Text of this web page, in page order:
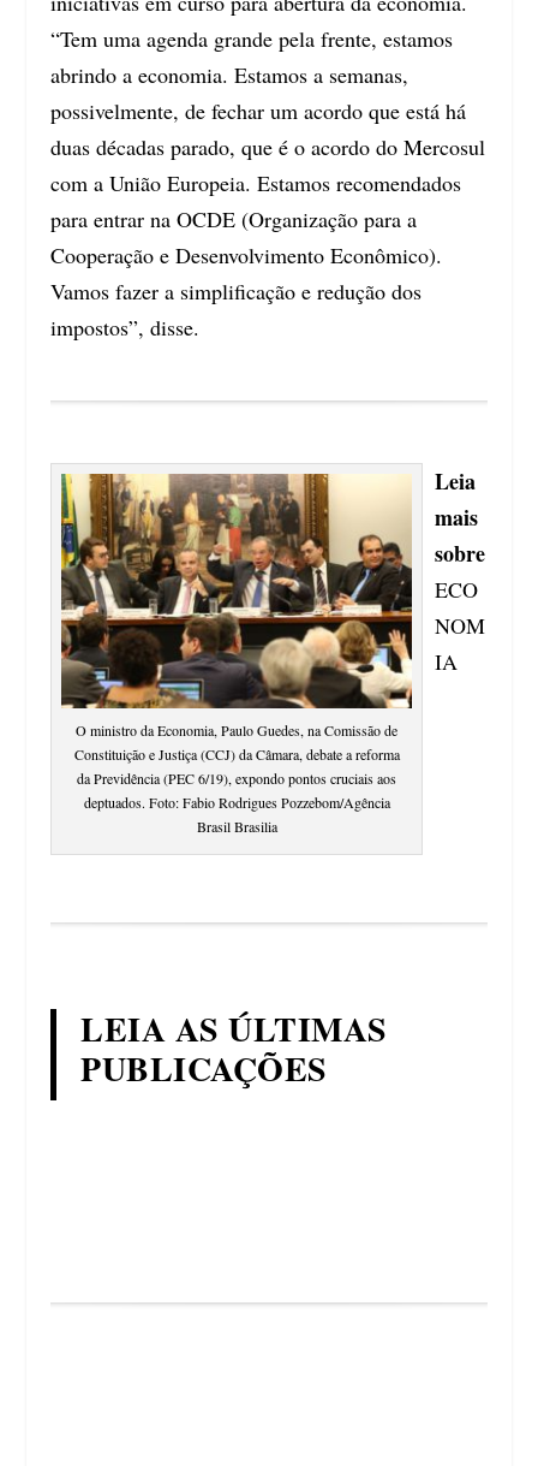
“Tem uma agenda grande pela frente, estamos
abrindo a economia. Estamos a semanas,
possivelmente, de fechar um acordo que está há
duas décadas parado, que é o acordo do Mercosul
com a União Europeia. Estamos recomendados
para entrar na OCDE (Organização para a
Cooperação e Desenvolvimento Econômico).
Vamos fazer a simplificação e redução dos
impostos”, disse.
O ministro da Economia, Paulo Guedes, na Comissão de
Constituição e Justiça (CCJ) da Câmara, debate a reforma
da Previdência (PEC 6/19), expondo pontos cruciais aos
deptuados. Foto: Fabio Rodrigues Pozzebom/Agência
Brasil Brasilia
Leia
mais
sobre
ECO
NOM
IA
LEIA AS ÚLTIMAS
PUBLICAÇÕES